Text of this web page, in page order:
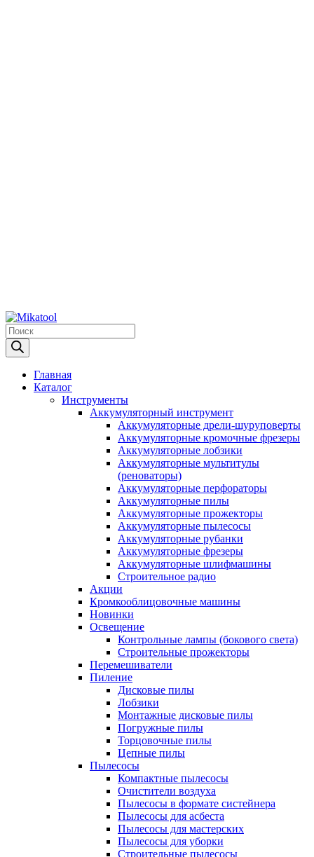
Products
search
Главная
Каталог
Инструменты
Аккумуляторный инструмент
Аккумуляторные дрели-шуруповерты
Аккумуляторные кромочные фрезеры
Аккумуляторные лобзики
Аккумуляторные мультитулы
(реноваторы)
Аккумуляторные перфораторы
Аккумуляторные пилы
Аккумуляторные прожекторы
Аккумуляторные пылесосы
Аккумуляторные рубанки
Аккумуляторные фрезеры
Аккумуляторные шлифмашины
Строительное радио
Акции
Кромкооблицовочные машины
Новинки
Освещение
Контрольные лампы (бокового света)
Строительные прожекторы
Перемешиватели
Пиление
Дисковые пилы
Лобзики
Монтажные дисковые пилы
Погружные пилы
Торцовочные пилы
Цепные пилы
Пылесосы
Компактные пылесосы
Очистители воздуха
Пылесосы в формате систейнера
Пылесосы для асбеста
Пылесосы для мастерских
Пылесосы для уборки
Строительные пылесосы